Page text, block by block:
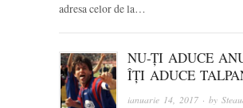
adresa celor de la…
NU-ȚI ADUCE
ÎȚI ADUCE
ianuarie 14, 2017 · by